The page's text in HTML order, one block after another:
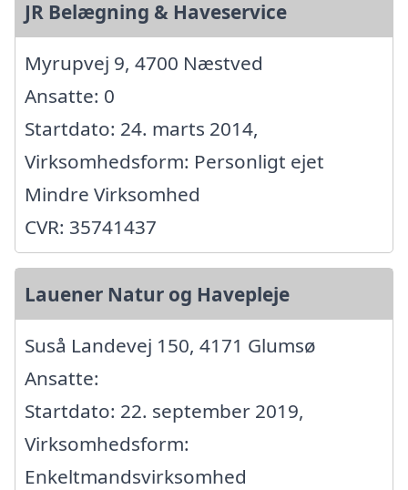
JR Belægning & Haveservice
Myrupvej 9, 4700 Næstved
Ansatte: 0
Startdato: 24. marts 2014,
Virksomhedsform: Personligt ejet
Mindre Virksomhed
CVR: 35741437
Lauener Natur og Havepleje
Suså Landevej 150, 4171 Glumsø
Ansatte:
Startdato: 22. september 2019,
Virksomhedsform:
Enkeltmandsvirksomhed